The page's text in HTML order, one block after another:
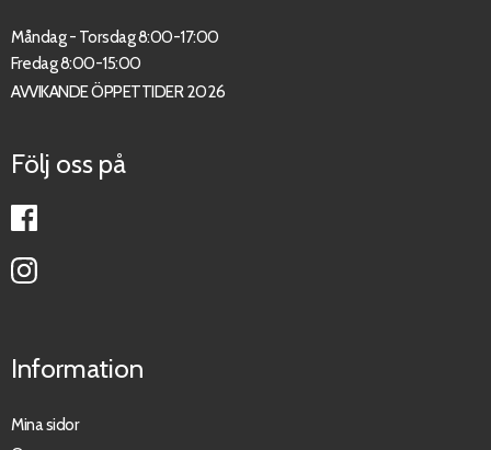
Måndag - Torsdag 8:00-17:00
Fredag 8:00-15:00
AVVIKANDE ÖPPETTIDER 2026
Följ oss på
Information
Mina sidor